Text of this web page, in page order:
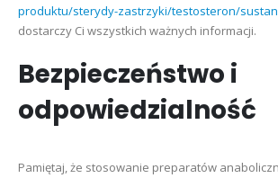
produktu/sterydy-zastrzyki/testosteron/
dostarczy Ci wszystkich ważnych informacji.
Bezpieczeństwo i
odpowiedzialność
Pamiętaj, że stosowanie preparatów